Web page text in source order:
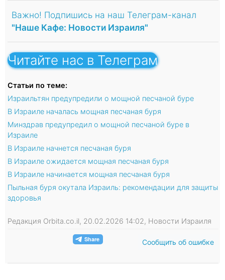
Важно! Подпишись на наш Телеграм-канал
"Наше Кафе: Новости Израиля"
Читайте нас в Телеграм
Статьи по теме:
Израильтян предупредили о мощной песчаной буре
В Израиле началась мощная песчаная буря
Минздрав предупредил о мощной песчаной буре в
Израиле
В Израиле начнется песчаная буря
В Израиле ожидается мощная песчаная буря
В Израиле начинается мощная песчаная буря
Пыльная буря окутала Израиль: рекомендации для защиты
здоровья
Редакция Orbita.co.il, 20.02.2026 14:02, Новости Израиля
Сообщить об ошибке